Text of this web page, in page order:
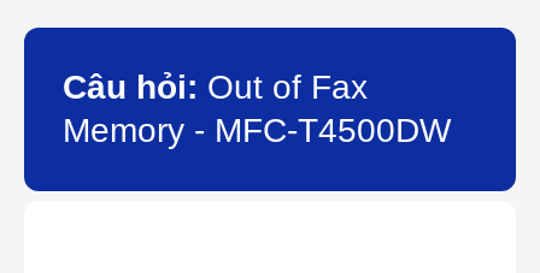
Câu hỏi: Out of Fax
Memory - MFC-T4500DW